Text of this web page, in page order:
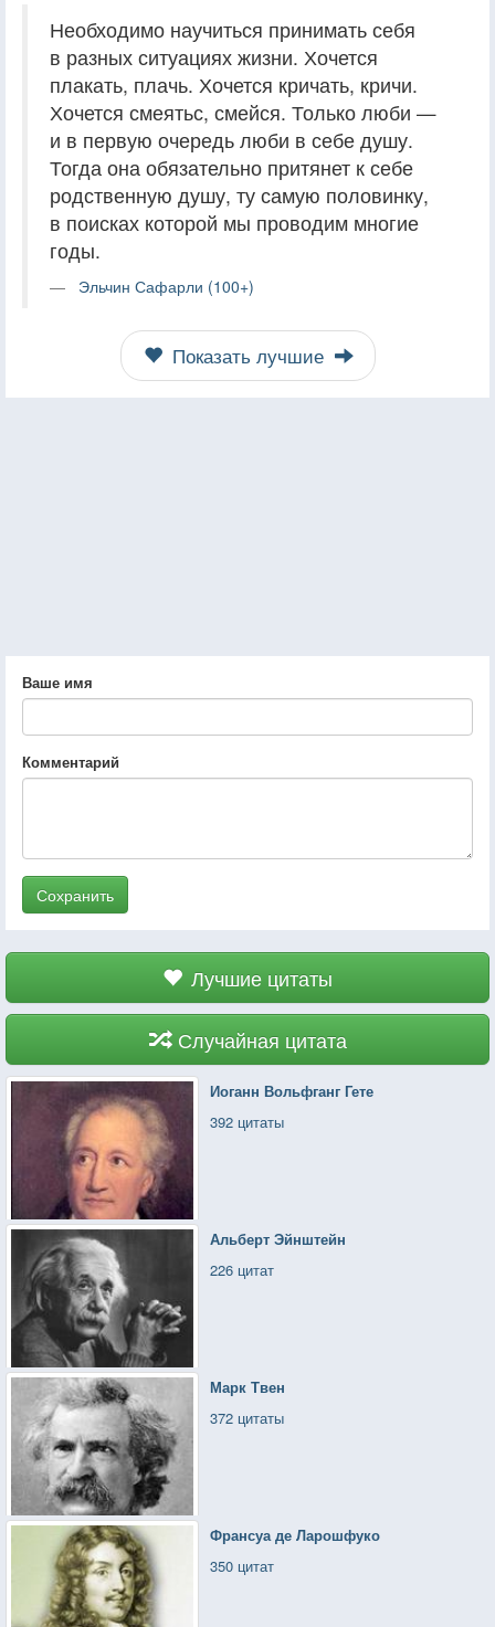
Необходимо научиться принимать себя
в разных ситуациях жизни. Хочется
плакать, плачь. Хочется кричать, кричи.
Хочется смеятьс, смейся. Только люби —
и в первую очередь люби в себе душу.
Тогда она обязательно притянет к себе
родственную душу, ту самую половинку,
в поисках которой мы проводим многие
годы.
Эльчин Сафарли (100+)
Показать лучшие
Ваше имя
Комментарий
Сохранить
Лучшие цитаты
Случайная цитата
Иоганн Вольфганг Гете
392 цитаты
Альберт Эйнштейн
226 цитат
Марк Твен
372 цитаты
Франсуа де Ларошфуко
350 цитат